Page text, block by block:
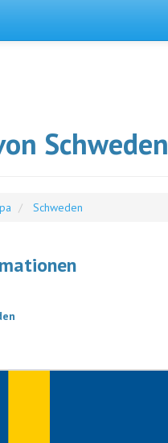
Schweden
Schweden